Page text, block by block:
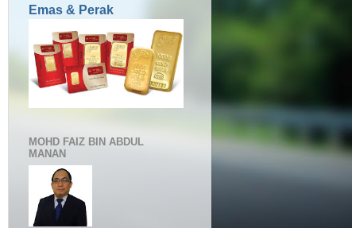
Emas & Perak
MOHD FAIZ BIN ABDUL
MANAN